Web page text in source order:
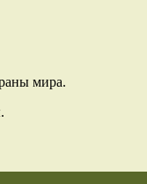
мира.